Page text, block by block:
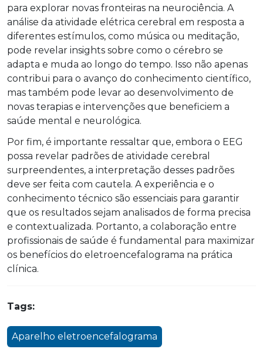
para explorar novas fronteiras na neurociência. A
análise da atividade elétrica cerebral em resposta a
diferentes estímulos, como música ou meditação,
pode revelar insights sobre como o cérebro se
adapta e muda ao longo do tempo. Isso não apenas
contribui para o avanço do conhecimento científico,
mas também pode levar ao desenvolvimento de
novas terapias e intervenções que beneficiem a
saúde mental e neurológica.
Por fim, é importante ressaltar que, embora o EEG
possa revelar padrões de atividade cerebral
surpreendentes, a interpretação desses padrões
deve ser feita com cautela. A experiência e o
conhecimento técnico são essenciais para garantir
que os resultados sejam analisados de forma precisa
e contextualizada. Portanto, a colaboração entre
profissionais de saúde é fundamental para maximizar
os benefícios do eletroencefalograma na prática
clínica.
Tags:
Aparelho eletroencefalograma